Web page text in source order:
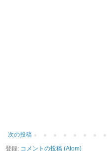
次の投稿
登録: コメントの投稿 (Atom)